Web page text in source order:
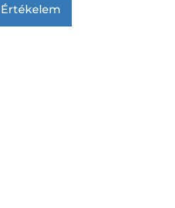
Értékelem